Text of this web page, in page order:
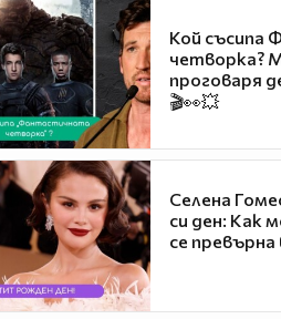
Кой съсипа
четворка?
проговаря
🎬👀💥
Селена
си ден: Как
се